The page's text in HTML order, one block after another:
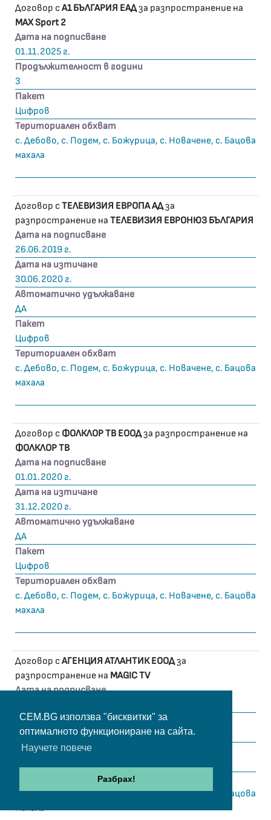
CEM.BG използва "бисквитки" за
оптималното функциониране на сайта.
Научете повече
Разбрах!
Договор сА1 БЪЛГАРИЯ ЕАДза разпространение на
MAX Sport 2
Дата на подписване
01.11.2025 г.
Продължителност в години
3
Пакет
Цифров
Териториален обхват
с. Дебово, с. Подем, с. Божурица, с. Новачене, с. Бацова
махала
Договор сТЕЛЕВИЗИЯ ЕВРОПА АДза
разпространение на ТЕЛЕВИЗИЯ ЕВРОНЮЗ БЪЛГАРИЯ
Дата на подписване
26.06.2019 г.
Дата на изтичане
30.06.2020 г.
Автоматично удължаване
ДА
Пакет
Цифров
Териториален обхват
с. Дебово, с. Подем, с. Божурица, с. Новачене, с. Бацова
махала
Договор с ФОЛКЛОР ТВ ЕООДза разпространение на
ФОЛКЛОР ТВ
Дата на подписване
01.01.2020 г.
Дата на изтичане
31.12.2020 г.
Автоматично удължаване
ДА
Пакет
Цифров
Териториален обхват
с. Дебово, с. Подем, с. Божурица, с. Новачене, с. Бацова
махала
Договор сАГЕНЦИЯ АТЛАНТИК ЕООДза
разпространение на MAGIC TV
Дата на подписване
Дата на изтичане
31.12.2027 г.
Пакет
Териториален обхват
с. Дебово, с. Подем, с. Божурица, с. Новачене, с. Бацова
махала